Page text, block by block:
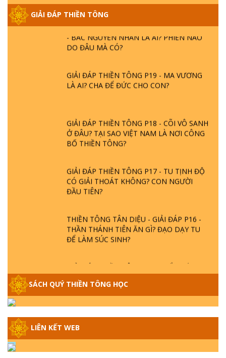
GIẢI ĐÁP THIỀN TÔNG
DO ĐÂU MÀ CÓ?
GIẢI ĐÁP THIỀN TÔNG P19 - MA VƯƠNG
LÀ AI? CHA ĐỂ ĐỨC CHO CON?
GIẢI ĐÁP THIỀN TÔNG P18 - CÕI VÔ SANH
Ở ĐÂU? TẠI SAO VIỆT NAM LÀ NƠI CÔNG
BỐ THIỀN TÔNG?
GIẢI ĐÁP THIỀN TÔNG P17 - TU TỊNH ĐỘ
CÓ GIẢI THOÁT KHÔNG? CON NGƯỜI
ĐẦU TIÊN?
THIỀN TÔNG TÂN DIỆU - GIẢI ĐÁP P16 -
THẦN THÁNH TIÊN ĂN GÌ? ĐẠO DẠY TU
ĐỂ LÀM SÚC SINH?
GIẢI ĐÁP THIỀN TÔNG P15 - TỔ CHỨC
LOÀI CÔ HỒN - GIÁO LÝ ĐẠO PHẬT KHI
NÀO XUẤT BẢN
TẦNG BÌNH LƯU LỚN ĐẾN ĐÂU
SÁCH QUÝ THIỀN TÔNG HỌC
LIÊN KẾT WEB